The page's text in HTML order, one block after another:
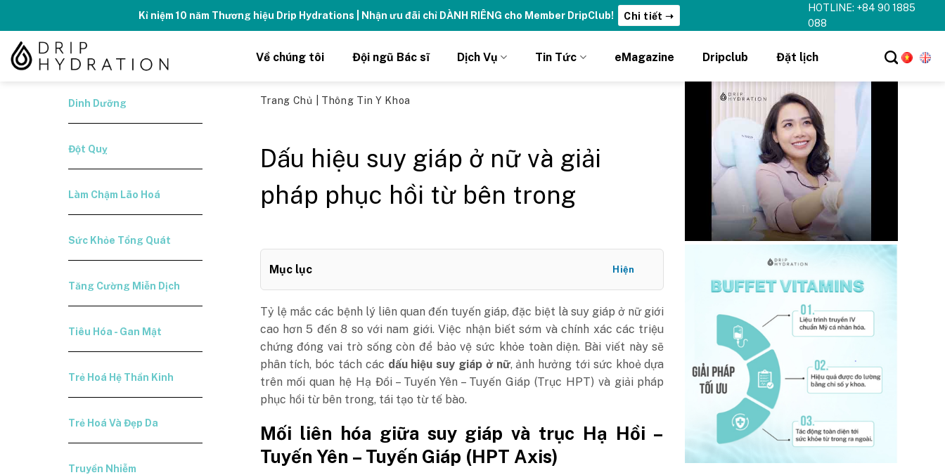
content
Kỉ niệm 10 năm Thương hiệu Drip Hydrations | Nhận ưu đãi chỉ DÀNH RIÊNG cho Member DripClub! Chi tiết ➝
HOTLINE: +84 90 1885
088
Về chúng tôi Đội ngũ Bác sĩ Dịch Vụ Tin Tức eMagazine Dripclub Đặt lịch
Dinh Dưỡng
Đột Quỵ
Làm Chậm Lão Hoá
Sức Khỏe Tổng Quát
Tăng Cường Miễn Dịch
Tiêu Hóa - Gan Mật
Trẻ Hoá Hệ Thần Kinh
Trẻ Hoá Và Đẹp Da
Truyền Nhiễm
Trang Chủ Thông Tin Y Khoa
Dấu hiệu suy giáp ở nữ và giải
pháp phục hồi từ bên trong
Mục lục Hiện
Tỷ lệ mắc các bệnh lý liên quan đến tuyến giáp, đặc biệt là suy giáp ở nữ giới
cao hơn 5 đến 8 so với nam giới. Việc nhận biết sớm và chính xác các triệu
chứng đóng vai trò sống còn để bảo vệ sức khỏe toàn diện. Bài viết này sẽ
phân tích, bóc tách các dấu hiệu suy giáp ở nữ, ảnh hưởng tới sức khoẻ dựa
trên mối quan hệ Hạ Đồi – Tuyến Yên – Tuyến Giáp (Trục HPT) và giải pháp
phục hồi từ bên trong, tái tạo từ tế bào.
Mối liên hóa giữa suy giáp và trục Hạ Hồi –
Tuyến Yên – Tuyến Giáp (HPT Axis)